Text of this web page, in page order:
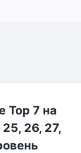
Top 7 на
26, 27,